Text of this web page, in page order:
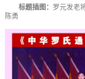
标题插图： 罗元发老
陈勇